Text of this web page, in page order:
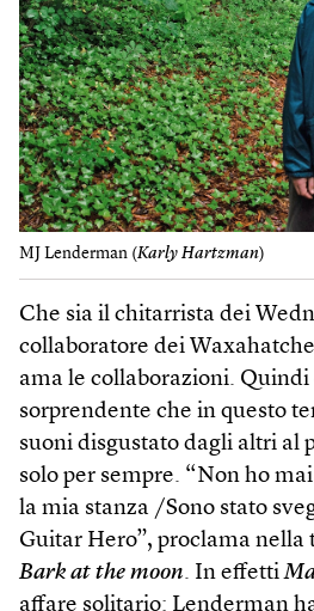
MJ Lenderman (Karly Hartzman)
Che sia il chitarrista dei
collaboratore dei
ama le collaborazioni. Quindi
sorprendente che in questo
suoni disgustato dagli altri al
solo per sempre. “Non ho
la mia stanza /Sono stato
Guitar Hero”, proclama nella
Bark at the moon. In effetti
affare solitario: Lenderman